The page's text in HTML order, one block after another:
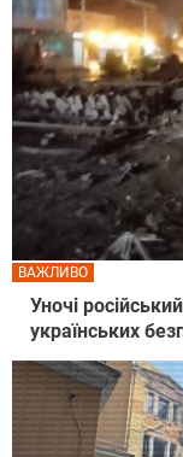
Уночі
українських
ВАЖЛИВО